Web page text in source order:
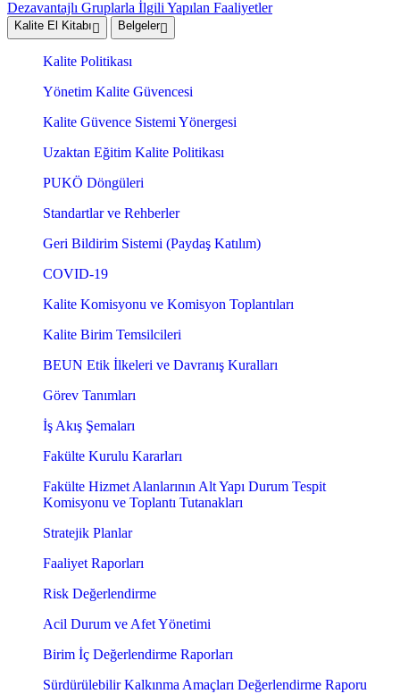
Dezavantajlı Gruplarla İlgili Yapılan Faaliyetler
Kalite El Kitabı Belgeler
Kalite Politikası
Yönetim Kalite Güvencesi
Kalite Güvence Sistemi Yönergesi
Uzaktan Eğitim Kalite Politikası
PUKÖ Döngüleri
Standartlar ve Rehberler
Geri Bildirim Sistemi (Paydaş Katılım)
COVID-19
Kalite Komisyonu ve Komisyon Toplantıları
Kalite Birim Temsilcileri
BEUN Etik İlkeleri ve Davranış Kuralları
Görev Tanımları
İş Akış Şemaları
Fakülte Kurulu Kararları
Fakülte Hizmet Alanlarının Alt Yapı Durum Tespit
Komisyonu ve Toplantı Tutanakları
Stratejik Planlar
Faaliyet Raporları
Risk Değerlendirme
Acil Durum ve Afet Yönetimi
Birim İç Değerlendirme Raporları
Sürdürülebilir Kalkınma Amaçları Değerlendirme Raporu